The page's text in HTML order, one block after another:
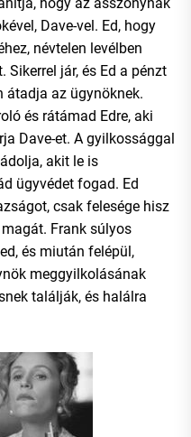
Dave-vel. Ed, hogy
névtelen levélben
Sikerrel jár, és Ed a pénzt
átadja az ügynöknek.
és rátámad Edre, aki
Dave-et. A gyilkossággal
akit le is
ügyvédet fogad. Ed
csak felesége hisz
Frank súlyos
és miután felépül,
meggyilkolásának
találják, és halálra